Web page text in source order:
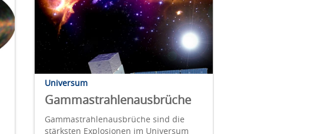
Universum
Gammastrahlenausbrüche
Gammastrahlenausbrüche sind die
stärksten Explosionen im Universum